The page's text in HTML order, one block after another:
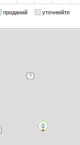
проданий уточнюйте